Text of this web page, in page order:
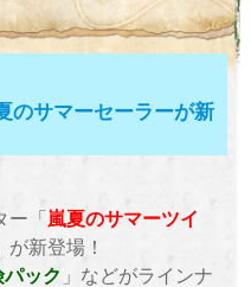
のサマーセーラーが新
ー「嵐夏のサマーツイ
が新登場！
パック 」などがラインナ